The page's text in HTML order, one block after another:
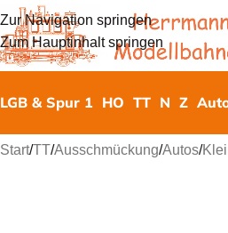
Zur Navigation springen
Zum Hauptinhalt springen
LGB & Spur 1 HO TT N Z
Start/TT/Ausschmückung/Autos/